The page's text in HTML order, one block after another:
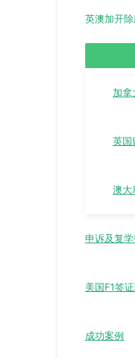
英澳加开
加拿
英国
澳大
申诉及复
美国F1签
成功案例